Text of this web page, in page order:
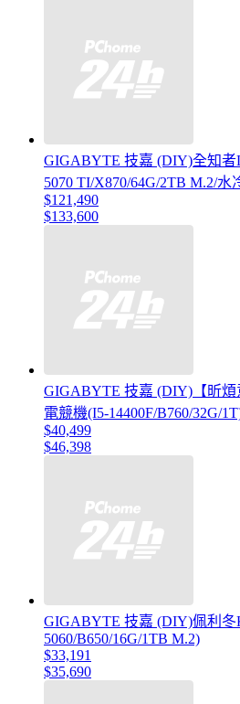
GIGABYTE 技嘉 (DIY)全知者
5070 TI/X870/64G/2TB M.2/水
$121,490
$133,600
GIGABYTE 技嘉 (DIY)【昕煩
電競機(I5-14400F/B760/32G/
$40,499
$46,398
GIGABYTE 技嘉 (DIY)佩利冬
5060/B650/16G/1TB M.2)
$33,191
$35,690